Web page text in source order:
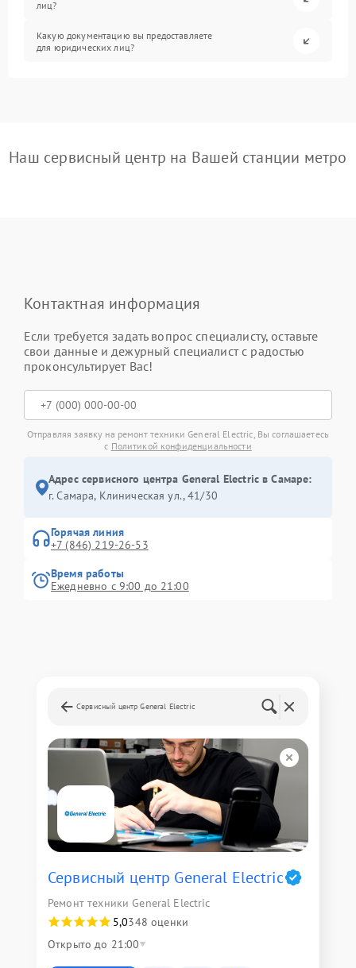
лиц?
Какую документацию вы предоставляете
для юридических лиц?
Наш сервисный центр на Вашей станции метро
Контактная информация
Если требуется задать вопрос специалисту, оставьте
свои данные и дежурный специалист с радостью
проконсультирует Вас!
Отправляя заявку на ремонт техники General Electric, Вы соглашаетесь
с Политикой конфиденциальности
Адрес сервисного центра General Electric в Самаре:
г. Самара, Клиническая ул., 41/30
Горячая линия
+7 (846) 219-26-53
Время работы
Ежедневно с 9:00 до 21:00
Сервисный центр General Electric
Сервисный центр General Electric
Ремонт техники General Electric
5,0348 оценки
Открыто до 21:00